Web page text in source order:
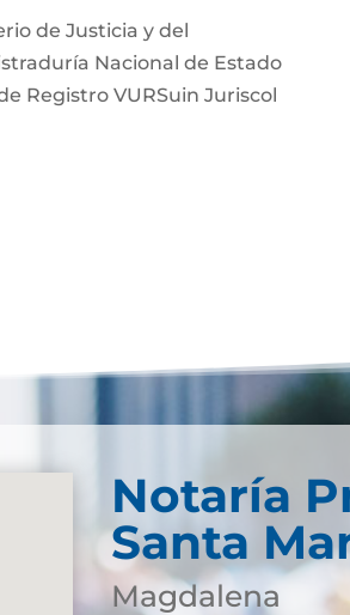
de Justicia y del
Nacional de Estado
Registro VURSuin Juriscol
Notaría
Santa
Magdalena